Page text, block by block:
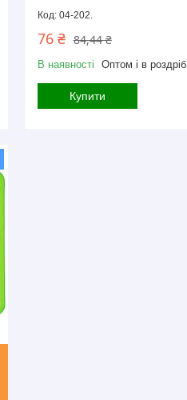
04-202.
84,44 ₴
76 ₴
В наявності Оптом і в роздріб
Купити